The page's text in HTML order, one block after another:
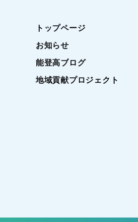
トップページ
お知らせ
能登高ブログ
地域貢献プロジェクト